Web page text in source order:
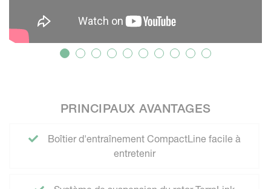
PRINCIPAUX AVANTAGES
Boîtier d'entraînement CompactLine facile à
entretenir